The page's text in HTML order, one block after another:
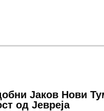
Јаков Нови
од Јевреја